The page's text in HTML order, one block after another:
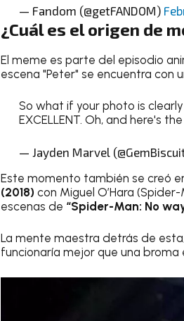
— Fandom (@getFANDOM)
¿Cuál es el origen de
El meme es parte del episodio
escena "Peter" se encuentra con
So what if your photo is
EXCELLENT. Oh, and here's
— Jayden Marvel
Este momento también se creó
(2018) con Miguel O’Hara
escenas de “Spider-Man: No
La mente maestra detrás de
funcionaría mejor que una broma